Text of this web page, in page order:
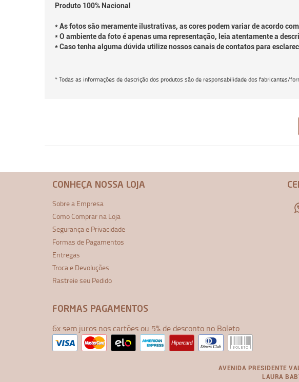
Produto 100% Nacional
* As fotos são meramente ilustrativas, as cores podem variar de acordo
* O ambiente da foto é apenas uma representação, leia atentamente a
* Caso tenha alguma dúvida utilize nossos canais de contatos para
* Todas as informações de descrição dos produtos são de responsabilidade dos fabricantes/
CONHEÇA NOSSA LOJA
Sobre a Empresa
Como Comprar na Loja
Segurança e Privacidade
Formas de Pagamentos
Entregas
Troca e Devoluções
Rastreie seu Pedido
FORMAS PAGAMENTOS
6x sem juros nos cartões ou 5% de desconto no Boleto
AVENIDA PRESIDENTE
LAURA